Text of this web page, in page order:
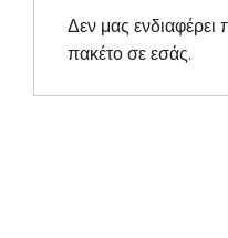
Δεν μας
πακέτο σε εσάς.